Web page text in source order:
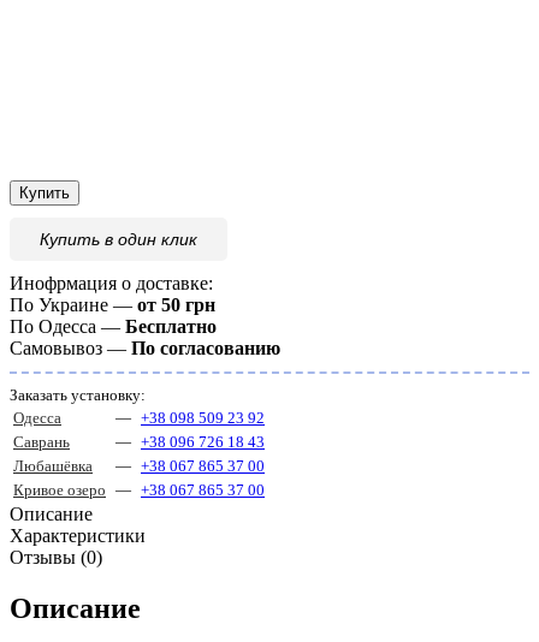
Купить
Купить в один клик
Инофрмация о доставке:
По Украине — от 50 грн
По Одесса — Бесплатно
Самовывоз — По согласованию
Заказать установку:
Одесса
— +38 098 509 23 92
Саврань
— +38 096 726 18 43
Любашёвка
— +38 067 865 37 00
Кривое озеро — +38 067 865 37 00
Описание
Характеристики
Отзывы (0)
Описание